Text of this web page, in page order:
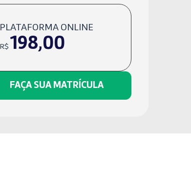
PLATAFORMA ONLINE
R$ 198,00
FAÇA SUA MATRÍCULA